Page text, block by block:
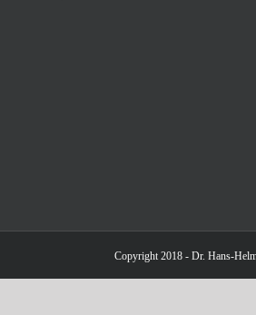
Copyright 2018 - Dr. Hans-